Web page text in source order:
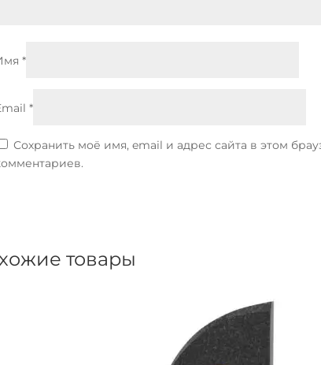
*
*
Сохранить моё имя, email и адрес сайта в этом
товары